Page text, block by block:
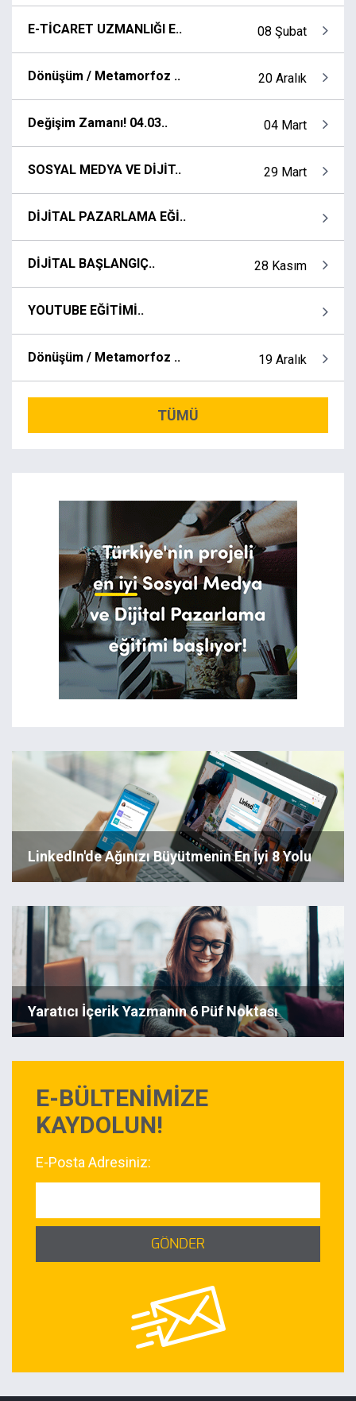
E-TİCARET UZMANLIĞI E.. 08 Şubat
Dönüşüm / Metamorfoz .. 20 Aralık
Değişim Zamanı! 04.03.. 04 Mart
SOSYAL MEDYA VE DİJİT.. 29 Mart
DİJİTAL PAZARLAMA EĞİ..
DİJİTAL BAŞLANGIÇ.. 28 Kasım
YOUTUBE EĞİTİMİ..
Dönüşüm / Metamorfoz .. 19 Aralık
TÜMÜ
LinkedIn'de Ağınızı Büyütmenin En İyi 8 Yolu
Yaratıcı İçerik Yazmanın 6 Püf Noktası
E-BÜLTENİMİZE
KAYDOLUN!
E-Posta Adresiniz:
GÖNDER